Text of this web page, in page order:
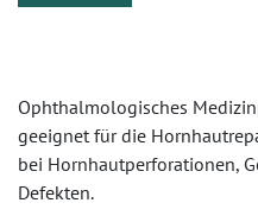
Ophthalmologisches
geeignet für die
bei Hornhautperforationen,
Defekten.